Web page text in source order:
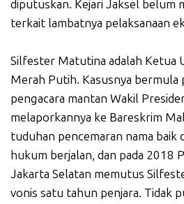
diputuskan. Kejari Jaksel belum
terkait lambatnya pelaksanaan
Silfester Matutina adalah Ketua
Merah Putih. Kasusnya bermula
pengacara mantan Wakil
melaporkannya ke Bareskrim
tuduhan pencemaran nama baik
hukum berjalan, dan pada 2018
Jakarta Selatan memutus
vonis satu tahun penjara. Tidak